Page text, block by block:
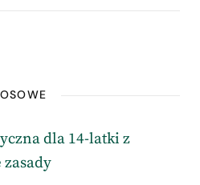
dla 14-latki z